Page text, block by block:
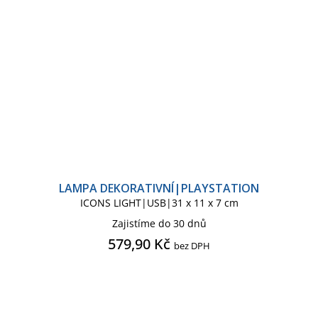
LAMPA DEKORATIVNÍ|PLAYSTATION
ICONS LIGHT|USB|31 x 11 x 7 cm
Zajistíme do 30 dnů
579,90 Kč bez DPH